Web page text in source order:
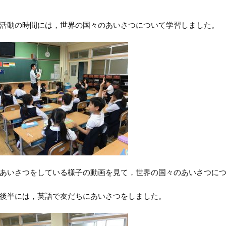
動の時間には，世界の国々のあいさつについて学習しました。
いさつをしている様子の動画を見て，世界の国々のあいさつにつ
半には，英語で友だちにあいさつをしました。